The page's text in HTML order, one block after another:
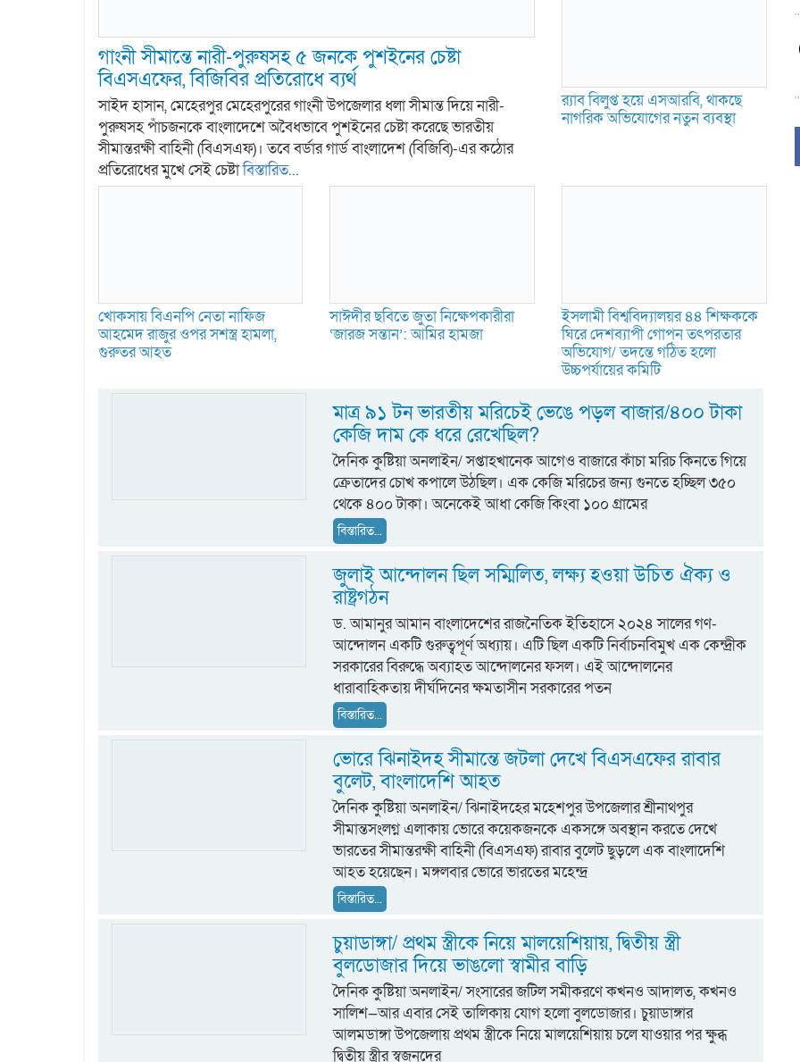
গাংনী সীমান্তে নারী-পুরুষসহ ৫ জনকে পুশইনের চেষ্টা
বিএসএফের, বিজিবির প্রতিরোধে ব্যর্থ
সাইদ হাসান, মেহেরপুর মেহেরপুরের গাংনী উপজেলার ধলা সীমান্ত দিয়ে নারী-
পুরুষসহ পাঁচজনকে বাংলাদেশে অবৈধভাবে পুশইনের চেষ্টা করেছে ভারতীয়
সীমান্তরক্ষী বাহিনী (বিএসএফ)। তবে বর্ডার গার্ড বাংলাদেশ (বিজিবি)-এর কঠোর
প্রতিরোধের মুখে সেই চেষ্টাবিস্তারিত...
র‍্যাব বিলুপ্ত হয়ে এসআরবি, থাকছে
নাগরিক অভিযোগের নতুন ব্যবস্থা
খোকসায় বিএনপি নেতা নাফিজ
আহমেদ রাজুর ওপর সশস্ত্র হামলা,
গুরুতর আহত
সাঈদীর ছবিতে জুতা নিক্ষেপকারীরা
‘জারজ সন্তান’: আমির হামজা
ইসলামী বিশ্ববিদ্যালয়র ৪৪ শিক্ষককে
ঘিরে দেশব্যাপী গোপন তৎপরতার
অভিযোগ/ তদন্তে গঠিত হলো
উচ্চপর্যায়ের কমিটি
মাত্র ৯১ টন ভারতীয় মরিচেই ভেঙে পড়ল বাজার/৪০০ টাকা
কেজি দাম কে ধরে রেখেছিল?
দৈনিক কুষ্টিয়া অনলাইন/ সপ্তাহখানেক আগেও বাজারে কাঁচা মরিচ কিনতে গিয়ে
ক্রেতাদের চোখ কপালে উঠছিল। এক কেজি মরিচের জন্য গুনতে হচ্ছিল ৩৫০
থেকে ৪০০ টাকা। অনেকেই আধা কেজি কিংবা ১০০ গ্রামের
বিস্তারিত...
জুলাই আন্দোলন ছিল সম্মিলিত, লক্ষ্য হওয়া উচিত ঐক্য ও
রাষ্ট্রগঠন
ড. আমানুর আমান বাংলাদেশের রাজনৈতিক ইতিহাসে ২০২৪ সালের গণ-
আন্দোলন একটি গুরুত্বপূর্ণ অধ্যায়। এটি ছিল একটি নির্বাচনবিমুখ এক কেন্দ্রীক
সরকারের বিরুদ্ধে অব্যাহত আন্দোলনের ফসল। এই আন্দোলনের
ধারাবাহিকতায় দীর্ঘদিনের ক্ষমতাসীন সরকারের পতন
বিস্তারিত...
ভোরে ঝিনাইদহ সীমান্তে জটলা দেখে বিএসএফের রাবার
বুলেট, বাংলাদেশি আহত
দৈনিক কুষ্টিয়া অনলাইন/ ঝিনাইদহের মহেশপুর উপজেলার শ্রীনাথপুর
সীমান্তসংলগ্ন এলাকায় ভোরে কয়েকজনকে একসঙ্গে অবস্থান করতে দেখে
ভারতের সীমান্তরক্ষী বাহিনী (বিএসএফ) রাবার বুলেট ছুড়লে এক বাংলাদেশি
আহত হয়েছেন। মঙ্গলবার ভোরে ভারতের মহেন্দ্র
বিস্তারিত...
চুয়াডাঙ্গা/ প্রথম স্ত্রীকে নিয়ে মালয়েশিয়ায়, দ্বিতীয় স্ত্রী
বুলডোজার দিয়ে ভাঙলো স্বামীর বাড়ি
দৈনিক কুষ্টিয়া অনলাইন/ সংসারের জটিল সমীকরণে কখনও আদালত, কখনও
সালিশ—আর এবার সেই তালিকায় যোগ হলো বুলডোজার। চুয়াডাঙ্গার
আলমডাঙ্গা উপজেলায় প্রথম স্ত্রীকে নিয়ে মালয়েশিয়ায় চলে যাওয়ার পর ক্ষুব্ধ
দ্বিতীয় স্ত্রীর স্বজনদের